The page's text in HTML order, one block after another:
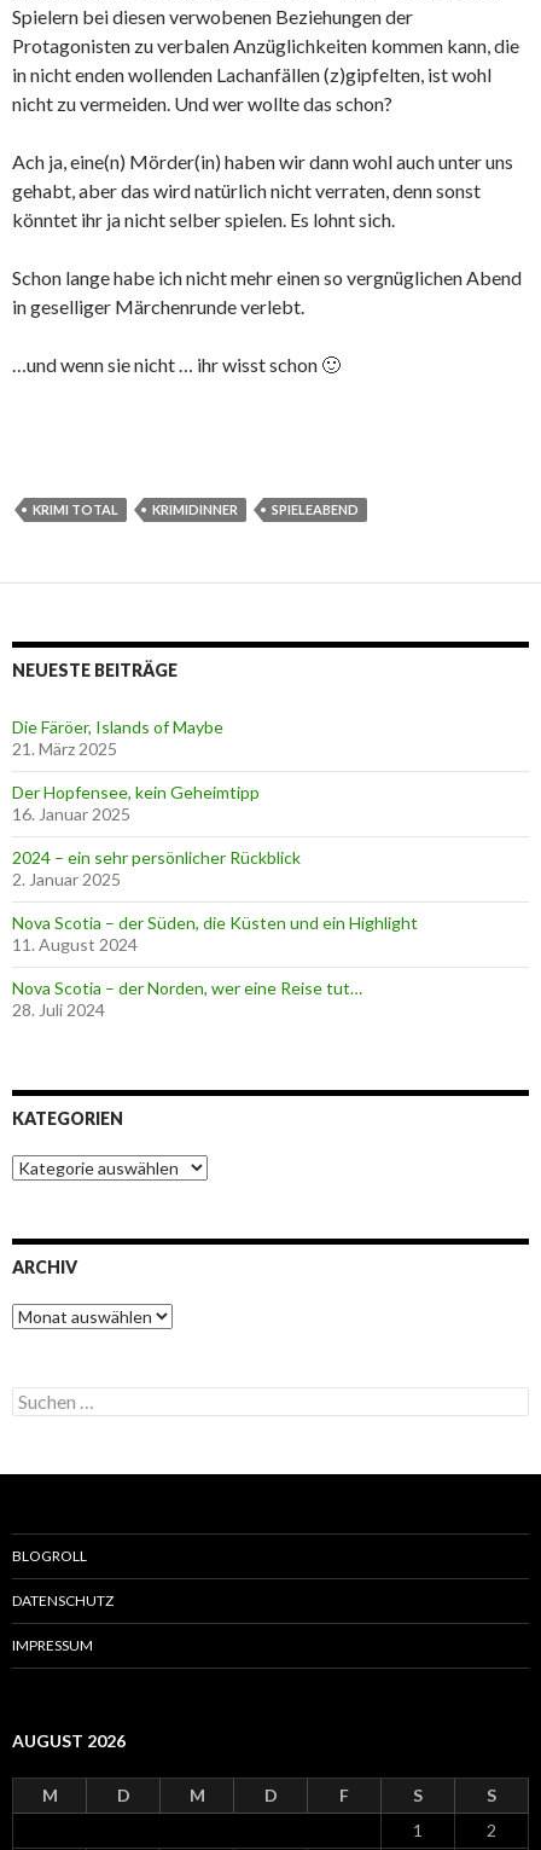
Spielern bei diesen verwobenen Beziehungen der
Protagonisten zu verbalen Anzüglichkeiten kommen kann, die
in nicht enden wollenden Lachanfällen (z)gipfelten, ist wohl
nicht zu vermeiden. Und wer wollte das schon?
Ach ja, eine(n) Mörder(in) haben wir dann wohl auch unter uns
gehabt, aber das wird natürlich nicht verraten, denn sonst
könntet ihr ja nicht selber spielen. Es lohnt sich.
Schon lange habe ich nicht mehr einen so vergnüglichen Abend
in geselliger Märchenrunde verlebt.
…und wenn sie nicht … ihr wisst schon 🙂
KRIMI TOTAL KRIMIDINNER SPIELEABEND
NEUESTE BEITRÄGE
Die Färöer, Islands of Maybe
21. März 2025
Der Hopfensee, kein Geheimtipp
16. Januar 2025
2024 – ein sehr persönlicher Rückblick
2. Januar 2025
Nova Scotia – der Süden, die Küsten und ein Highlight
11. August 2024
Nova Scotia – der Norden, wer eine Reise tut…
28. Juli 2024
KATEGORIEN
K
a
o
ARCHIV
A
r
v
S
u
a
h
BLOGROLL
DATENSCHUTZ
IMPRESSUM
AUGUST 2026
M D M D F S
S
1
2